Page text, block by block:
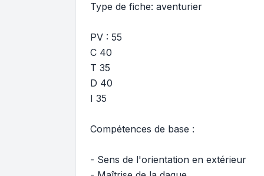
Type de fiche: aventurier
PV : 55
C 40
T 35
D 40
I 35
Compétences de base :
- Sens de l'orientation en extérieur